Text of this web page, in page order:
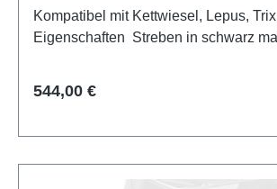
Kompatibel mit Kettwiesel, Lepus, Trix Sonstige
Regulärer Preis:
544,00 €